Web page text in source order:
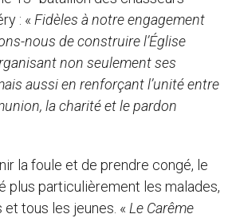
: « Fidèles à notre engagement
nous de construire l’Église
non seulement ses
aussi en renforçant l’unité entre
la charité et le pardon
la foule et de prendre congé, le
plus particulièrement les malades,
et tous les jeunes. « Le Carême